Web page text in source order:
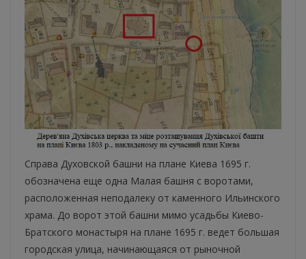
Справа Духовской башни на плане Киева 1695 г.
обозначена еще одна Малая башня с воротами,
расположенная неподалеку от каменного Ильинского
храма. До ворот этой башни мимо усадьбы Киево-
Братского монастыря на плане 1695 г. ведет большая
городская улица, начинающаяся от рыночной